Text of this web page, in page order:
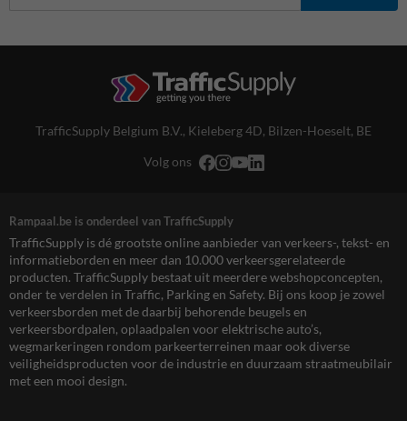
TrafficSupply Belgium B.V., Kieleberg 4D, Bilzen-Hoeselt, BE
Volg ons
Rampaal.be is onderdeel van TrafficSupply
TrafficSupply is dé grootste online aanbieder van verkeers-, tekst- en
informatieborden en meer dan 10.000 verkeersgerelateerde
producten. TrafficSupply bestaat uit meerdere webshopconcepten,
onder te verdelen in Traffic, Parking en Safety. Bij ons koop je zowel
verkeersborden met de daarbij behorende beugels en
verkeersbordpalen, oplaadpalen voor elektrische auto’s,
wegmarkeringen rondom parkeerterreinen maar ook diverse
veiligheidsproducten voor de industrie en duurzaam straatmeubilair
met een mooi design.